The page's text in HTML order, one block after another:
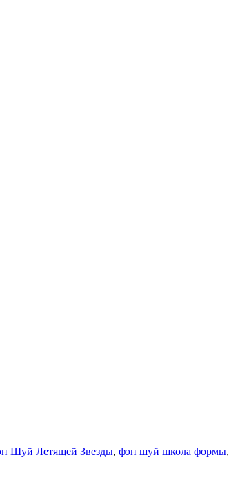
Шуй Летящей Звезды, фэн шуй школа формы,